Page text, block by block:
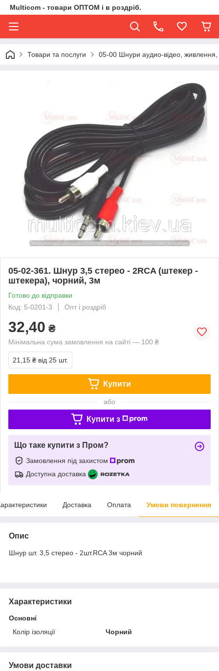
Multicom - товари ОПТОМ і в роздріб.
Товари та послуги 05-00 Шнури аудио-відео, живлення,
05-02-361. Шнур 3,5 стерео - 2RCA (штекер -
штекера), чорний, 3м
Готово до відправки
Код: 5-0201-3
Опт і роздріб
32,40 ₴
Мінімальна сума замовлення на сайті — 100 ₴
21,15 ₴ від 25 шт.
Купити
або
Купити з
Що таке купити з Пром?
Замовлення під захистом
Доступна доставка
Доставка Оплата Умови повернення
Опис
Шнур шт. 3,5 стерео - 2шт.RCA 3м чорний
Характеристики
Основні
Колір ізоляції
Чорний
Умови доставки